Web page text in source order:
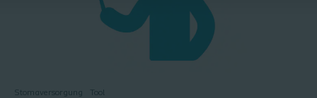
Stomaversorgung Tool